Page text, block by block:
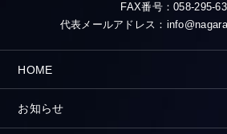
FAX番号：058-295-
代表メールアドレス：
HOME
お知らせ